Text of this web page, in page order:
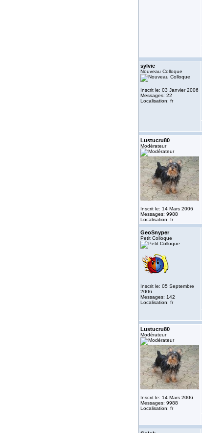
sylvie
Nouveau Colloque
Inscrit le: 03 Janvier 2006
Messages: 22
Localisation: fr
Lustucru80
Modérateur
Inscrit le: 14 Mars 2006
Messages: 9988
Localisation: fr
GeoSnyper
Petit Colloque
Inscrit le: 05 Septembre
2006
Messages: 142
Localisation: fr
Lustucru80
Modérateur
Inscrit le: 14 Mars 2006
Messages: 9988
Localisation: fr